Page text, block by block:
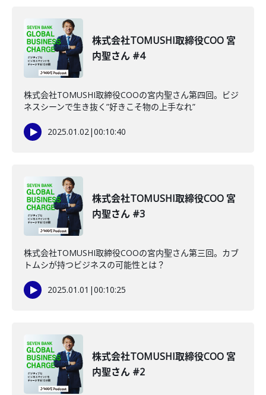
株式会社TOMUSHI取締役COO 宮
内聖さん #4
株式会社TOMUSHI取締役COOの宮内聖さん第四回。ビジ
ネスシーンで生き抜く”好きこそ物の上手なれ”
2025.01.02|00:10:40
株式会社TOMUSHI取締役COO 宮
内聖さん #3
株式会社TOMUSHI取締役COOの宮内聖さん第三回。カブ
トムシが持つビジネスの可能性とは？
2025.01.01 |00:10:25
株式会社TOMUSHI取締役COO 宮
内聖さん #2